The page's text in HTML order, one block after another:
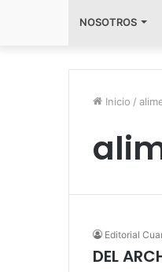
NOSOTROS
Inicio /
Editorial
DEL